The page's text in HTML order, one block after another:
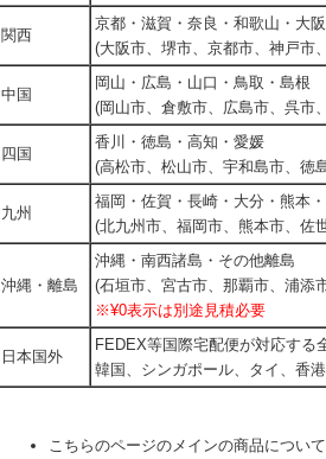
関西
京都・滋賀・奈良・和歌山・大
(大阪市、堺市、京都市、神戸市
中国
岡山・広島・山口・鳥取・島根
(岡山市、倉敷市、広島市、呉市
四国
香川・徳島・高知・愛媛
(高松市、松山市、宇和島市、徳
九州
福岡・佐賀・長崎・大分・熊本
(北九州市、福岡市、熊本市、佐
沖縄・離島
沖縄・南西諸島・その他離島
(石垣市、宮古市、那覇市、浦添
※¥0表示は別途見積必要
日本国外
FEDEX等国際宅配便が対応す
韓国、シンガポール、タイ、香
こちらのページのメインの商品につい